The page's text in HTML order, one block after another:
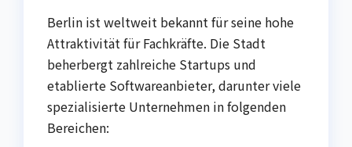
Berlin ist weltweit bekannt für seine hohe
Attraktivität für Fachkräfte. Die Stadt
beherbergt zahlreiche Startups und
etablierte Softwareanbieter, darunter viele
spezialisierte Unternehmen in folgenden
Bereichen: